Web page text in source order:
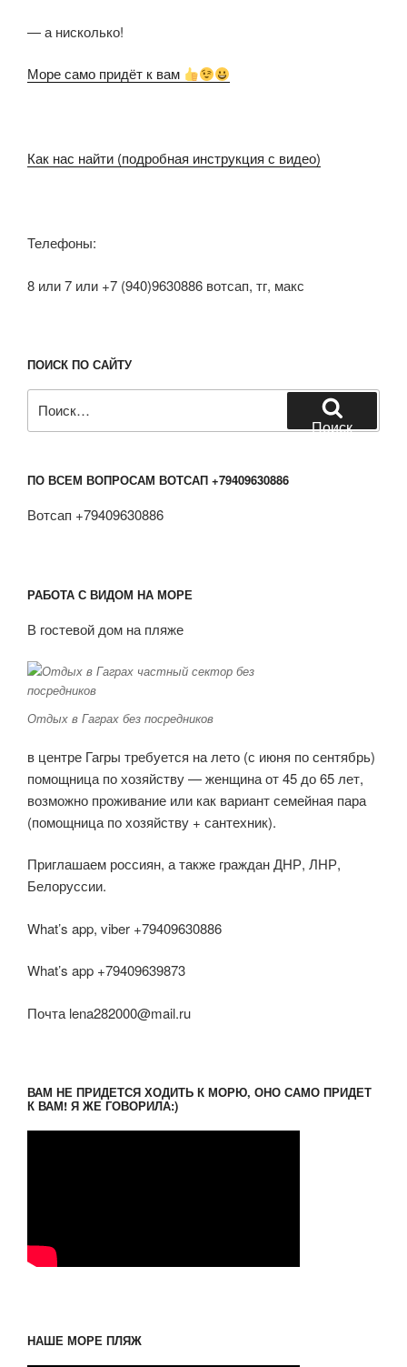
— а нисколько!
Море само придёт к вам
Как нас найти (подробная инструкция с видео)
Телефоны:
8 или 7 или +7 (940)9630886 вотсап, тг, макс
ПОИСК ПО САЙТУ
Поиск
ПО ВСЕМ ВОПРОСАМ ВОТСАП +79409630886
Вотсап +79409630886
РАБОТА С ВИДОМ НА МОРЕ
В гостевой дом на пляже
Отдых в Гаграх без посредников
в центре Гагры требуется на лето (с июня по сентябрь)
помощница по хозяйству — женщина от 45 до 65 лет,
возможно проживание или как вариант семейная пара
(помощница по хозяйству + сантехник).
Приглашаем россиян, а также граждан ДНР, ЛНР,
Белоруссии.
What’s app, viber +79409630886
What’s app +79409639873
Почта lena282000@mail.ru
ВАМ НЕ ПРИДЕТСЯ ХОДИТЬ К МОРЮ, ОНО САМО ПРИДЕТ
К ВАМ! Я ЖЕ ГОВОРИЛА:)
НАШЕ МОРЕ ПЛЯЖ